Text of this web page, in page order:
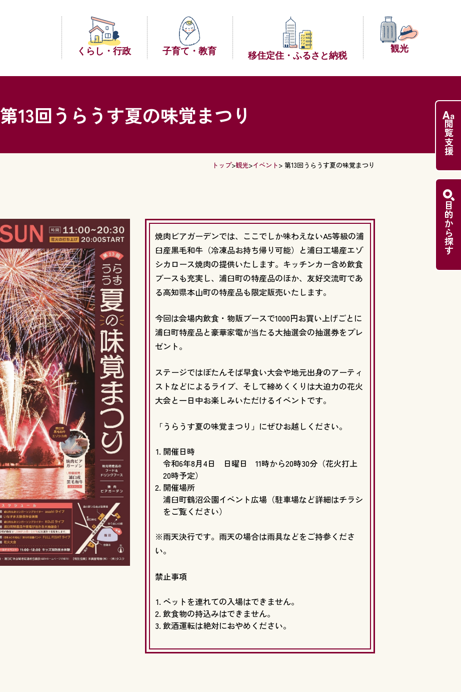
閲覧支援
目的から探す
くらし・行政 子育て・教育
移住定住・ ふるさと納税
観光
第13回うらうす夏の味覚まつり
トップ>観光>イベント> 第13回うらうす夏の味覚まつり
焼肉ビアガーデンでは、ここでしか味わえないA5等級の浦
臼産黒毛和牛（冷凍品お持ち帰り可能）と浦臼工場産エゾ
シカロース焼肉の提供いたします。キッチンカー含め飲食
ブースも充実し、浦臼町の特産品のほか、友好交流町であ
る高知県本山町の特産品も限定販売いたします。
今回は会場内飲食・物販ブースで1000円お買い上げごとに
浦臼町特産品と豪華家電が当たる大抽選会の抽選券をプレ
ゼント。
ステージではぼたんそば早食い大会や地元出身のアーティ
ストなどによるライブ、そして締めくくりは大迫力の花火
大会と一日中お楽しみいただけるイベントです。
「うらうす夏の味覚まつり」にぜひお越しください。
開催日時
令和6年8月4日 日曜日 11時から20時30分（花火打上
20時予定）
開催場所
浦臼町鶴沼公園イベント広場（駐車場など詳細はチラシ
をご覧ください）
※雨天決行です。雨天の場合は雨具などをご持参くださ
い。
禁止事項
ペットを連れての入場はできません。
飲食物の持込みはできません。
飲酒運転は絶対におやめください。